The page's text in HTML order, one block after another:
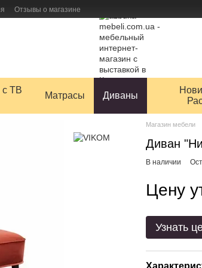
Отзывы о магазине
ТВ
Матрасы Диваны
Магазин мебели
Диван
В наличии
Цену
Узнать